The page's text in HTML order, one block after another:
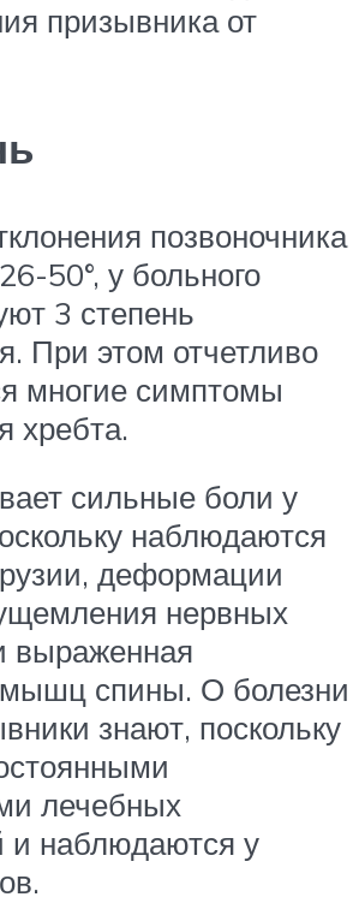
призывника от
позвоночника
50°, у больного
3 степень
При этом отчетливо
многие симптомы
хребта.
сильные боли у
наблюдаются
деформации
нервных
выраженная
спины. О болезни
знают, поскольку
лечебных
и наблюдаются у